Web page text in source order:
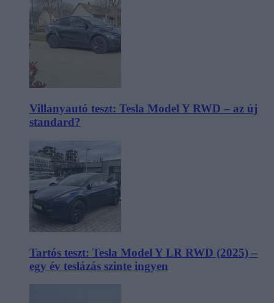
Villanyautó teszt: Tesla Model Y RWD – az új
standard?
Tartós teszt: Tesla Model Y LR RWD (2025) –
egy év teslázás szinte ingyen